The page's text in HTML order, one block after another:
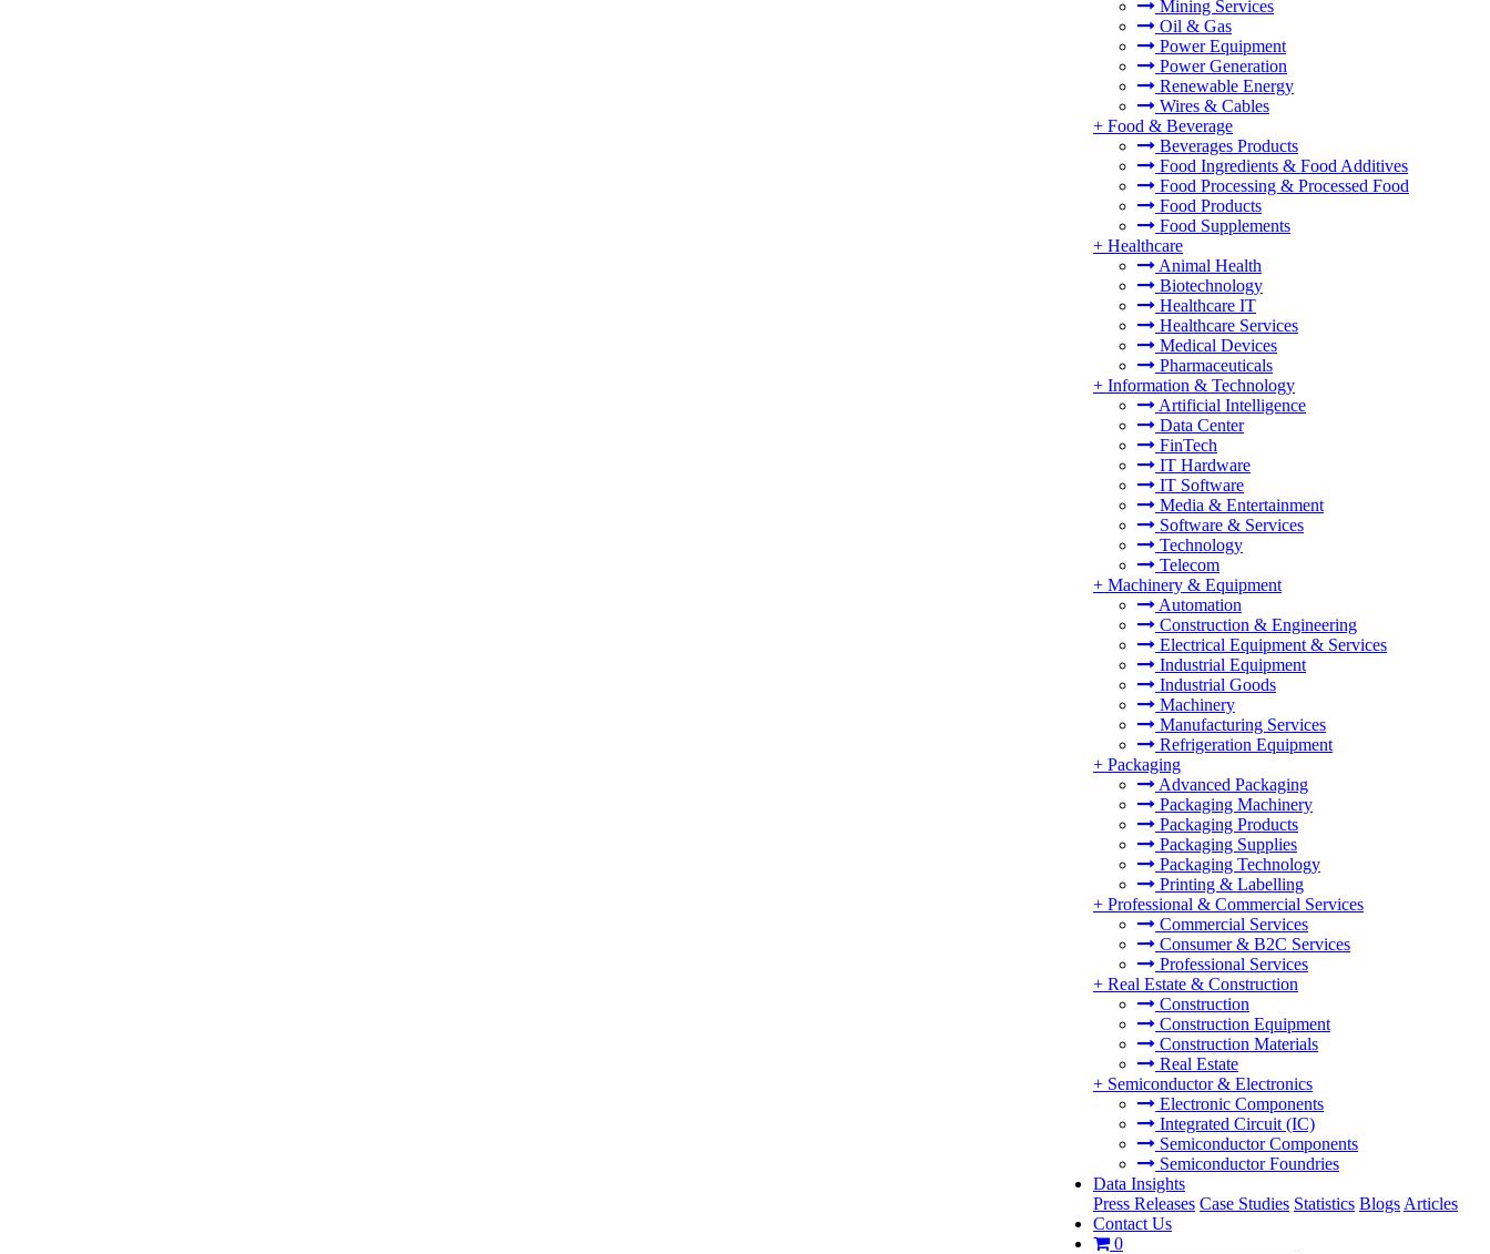
Mining Services
Oil & Gas
Power Equipment
Power Generation
Renewable Energy
Wires & Cables
+ Food & Beverage
Beverages Products
Food Ingredients & Food Additives
Food Processing & Processed Food
Food Products
Food Supplements
+ Healthcare
Animal Health
Biotechnology
Healthcare IT
Healthcare Services
Medical Devices
Pharmaceuticals
+ Information & Technology
Artificial Intelligence
Data Center
FinTech
IT Hardware
IT Software
Media & Entertainment
Software & Services
Technology
Telecom
+ Machinery & Equipment
Automation
Construction & Engineering
Electrical Equipment & Services
Industrial Equipment
Industrial Goods
Machinery
Manufacturing Services
Refrigeration Equipment
+ Packaging
Advanced Packaging
Packaging Machinery
Packaging Products
Packaging Supplies
Packaging Technology
Printing & Labelling
+ Professional & Commercial Services
Commercial Services
Consumer & B2C Services
Professional Services
+ Real Estate & Construction
Construction
Construction Equipment
Construction Materials
Real Estate
+ Semiconductor & Electronics
Electronic Components
Integrated Circuit (IC)
Semiconductor Components
Semiconductor Foundries
Data Insights
Press Releases Case Studies Statistics Blogs Articles
Contact Us
0